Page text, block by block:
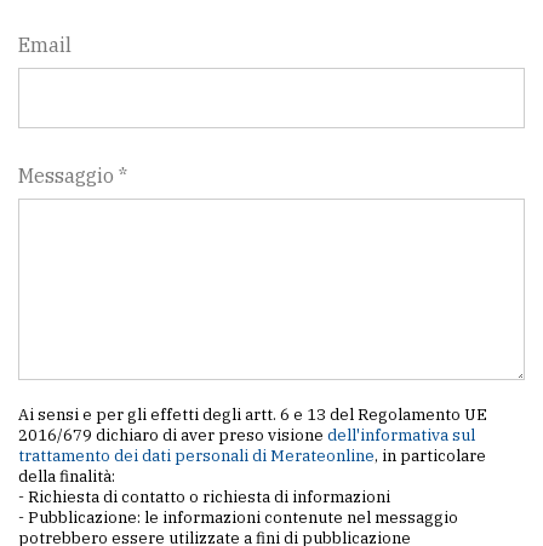
Email
Messaggio *
Ai sensi e per gli effetti degli artt. 6 e 13 del Regolamento UE
2016/679 dichiaro di aver preso visione dell'informativa sul
trattamento dei dati personali di Merateonline, in particolare
della finalità:
- Richiesta di contatto o richiesta di informazioni
- Pubblicazione: le informazioni contenute nel messaggio
potrebbero essere utilizzate a fini di pubblicazione